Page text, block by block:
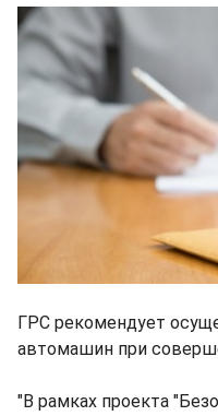
ГРС рекомендует
автомашин при
"В рамках проекта